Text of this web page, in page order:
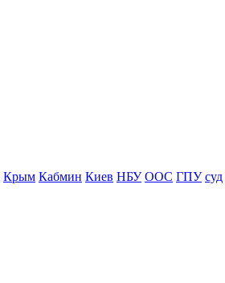
Крым Кабмин Киев НБУ ООС ГПУ суд